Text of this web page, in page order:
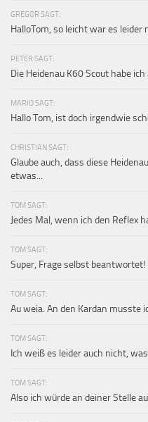
GREGOR SAGT:
HalloTom, so leicht war es
PETER SAGT:
Die Heidenau K60 Scout habe
MARIO SAGT:
Hallo Tom, ist doch irgendwie
CHRISTIAN SAGT:
Glaube auch, dass diese
etwas...
TOM SAGT:
Jedes Mal, wenn ich den Reflex
TOM SAGT:
Super, Frage selbst beantwortet!
TOM SAGT:
Au weia. An den Kardan musste
TOM SAGT:
Ich weiß es leider auch nicht,
TOM SAGT:
Also ich würde an deiner Stelle